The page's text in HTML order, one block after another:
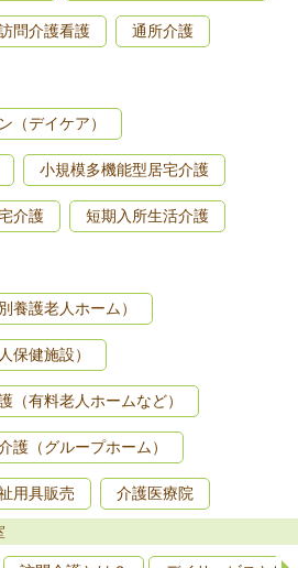
問介護看護 通所介護
（デイケア）
小規模多機能型居宅介護
介護 短期入所生活介護
養護老人ホーム）
保健施設）
（有料老人ホームなど）
護（グループホーム）
用具販売 介護医療院